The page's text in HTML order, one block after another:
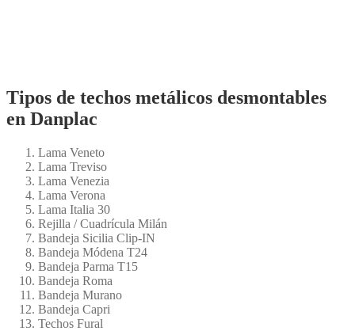
Tipos de techos metálicos desmontables
en Danplac
Lama Veneto
Lama Treviso
Lama Venezia
Lama Verona
Lama Italia 30
Rejilla / Cuadrícula Milán
Bandeja Sicilia Clip-IN
Bandeja Módena T24
Bandeja Parma T15
Bandeja Roma
Bandeja Murano
Bandeja Capri
Techos Fural